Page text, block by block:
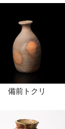
備前トクリ